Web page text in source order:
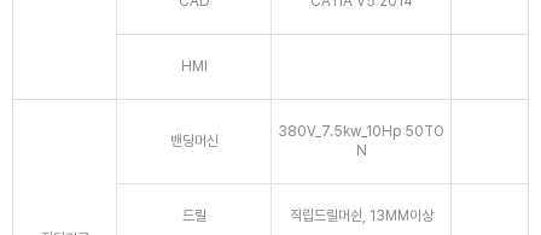
HMI
밴딩머신
380V_7.5kw_10Hp 50TO
N
드릴 직립드릴머쉰, 13MM이상